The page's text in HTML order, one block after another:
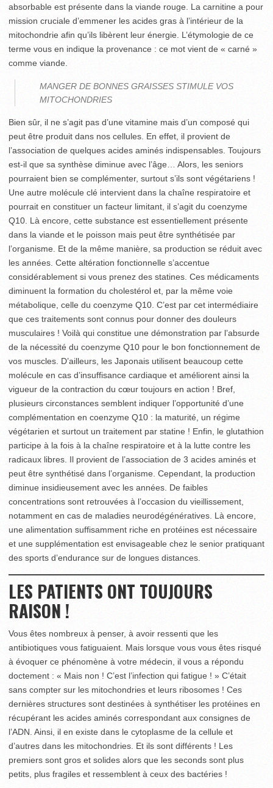
absorbable est présente dans la viande rouge. La carnitine a pour
mission cruciale d’emmener les acides gras à l’intérieur de la
mitochondrie afin qu’ils libèrent leur énergie. L’étymologie de ce
terme vous en indique la provenance : ce mot vient de « carné »
comme viande.
MANGER DE BONNES GRAISSES STIMULE VOS
MITOCHONDRIES
Bien sûr, il ne s’agit pas d’une vitamine mais d’un composé qui
peut être produit dans nos cellules. En effet, il provient de
l’association de quelques acides aminés indispensables. Toujours
est-il que sa synthèse diminue avec l’âge… Alors, les seniors
pourraient bien se complémenter, surtout s’ils sont végétariens !
Une autre molécule clé intervient dans la chaîne respiratoire et
pourrait en constituer un facteur limitant, il s’agit du coenzyme
Q10. Là encore, cette substance est essentiellement présente
dans la viande et le poisson mais peut être synthétisée par
l’organisme. Et de la même manière, sa production se réduit avec
les années. Cette altération fonctionnelle s’accentue
considérablement si vous prenez des statines. Ces médicaments
diminuent la formation du cholestérol et, par la même voie
métabolique, celle du coenzyme Q10. C’est par cet intermédiaire
que ces traitements sont connus pour donner des douleurs
musculaires ! Voilà qui constitue une démonstration par l’absurde
de la nécessité du coenzyme Q10 pour le bon fonctionnement de
vos muscles. D’ailleurs, les Japonais utilisent beaucoup cette
molécule en cas d’insuffisance cardiaque et améliorent ainsi la
vigueur de la contraction du cœur toujours en action ! Bref,
plusieurs circonstances semblent indiquer l’opportunité d’une
complémentation en coenzyme Q10 : la maturité, un régime
végétarien et surtout un traitement par statine ! Enfin, le glutathion
participe à la fois à la chaîne respiratoire et à la lutte contre les
radicaux libres. Il provient de l’association de 3 acides aminés et
peut être synthétisé dans l’organisme. Cependant, la production
diminue insidieusement avec les années. De faibles
concentrations sont retrouvées à l’occasion du vieillissement,
notamment en cas de maladies neurodégénératives. Là encore,
une alimentation suffisamment riche en protéines est nécessaire
et une supplémentation est envisageable chez le senior pratiquant
des sports d’endurance sur de longues distances.
LES PATIENTS ONT TOUJOURS
RAISON !
Vous êtes nombreux à penser, à avoir ressenti que les
antibiotiques vous fatiguaient. Mais lorsque vous vous êtes risqué
à évoquer ce phénomène à votre médecin, il vous a répondu
doctement : « Mais non ! C’est l’infection qui fatigue ! » C’était
sans compter sur les mitochondries et leurs ribosomes ! Ces
dernières structures sont destinées à synthétiser les protéines en
récupérant les acides aminés correspondant aux consignes de
l’ADN. Ainsi, il en existe dans le cytoplasme de la cellule et
d’autres dans les mitochondries. Et ils sont différents ! Les
premiers sont gros et solides alors que les seconds sont plus
petits, plus fragiles et ressemblent à ceux des bactéries !